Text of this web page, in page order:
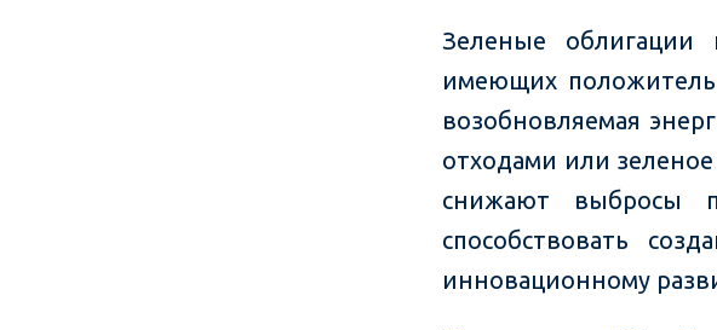
Зеленые облигации
имеющих
возобновляемая
отходами или
снижают выбросы
способствовать
инновационному